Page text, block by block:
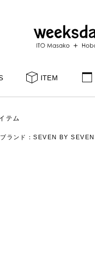
ITEM
テム
ブランド：SEVEN BY SEVEN